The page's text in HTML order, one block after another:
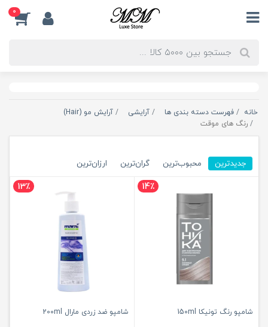
0
خانه فهرست دسته بندی ها آرایشی
آرایش مو (Hair)
رنگ های موقت
جدیدترین محبوب‌ترین گران‌ترین ارزان‌ترین
14٪
شامپو رنگ تونیکا 150ml
13٪
شامپو ضد زردی مارال 200ml